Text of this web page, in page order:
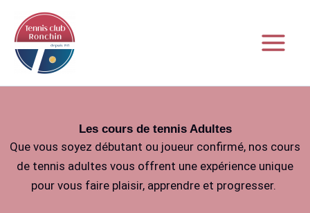
contenu
Les cours de tennis Adultes
Que vous soyez débutant ou joueur confirmé, nos cours
de tennis adultes vous offrent une expérience unique
pour vous faire plaisir, apprendre et progresser.